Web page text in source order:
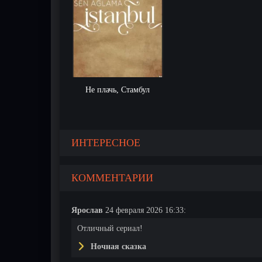
Не плачь, Стамбул
ИНТЕРЕСНОЕ
КОММЕНТАРИИ
Ярослав 24 февраля 2026 16:33:
Отличный сериал!
Ночная сказка